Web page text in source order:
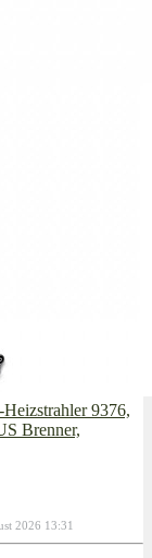
9376,
Brenner,
2026 13:31